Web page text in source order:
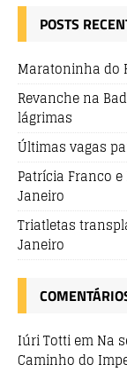
POSTS
Maratoninha do
Revanche na
lágrimas
Últimas vagas
Patrícia Franco
Janeiro
Triatletas
Janeiro
Iúri Totti em Na
Caminho do